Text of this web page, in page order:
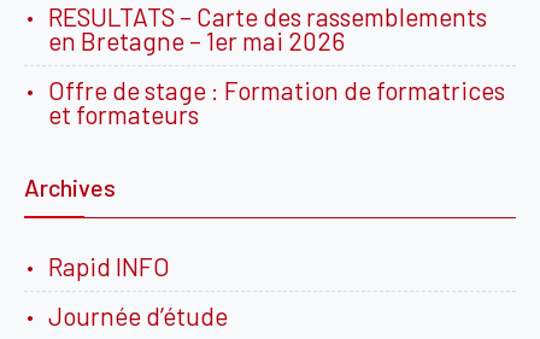
RESULTATS – Carte des rassemblements
en Bretagne – 1er mai 2026
Offre de stage : Formation de formatrices
et formateurs
Archives
Rapid INFO
Journée d’étude